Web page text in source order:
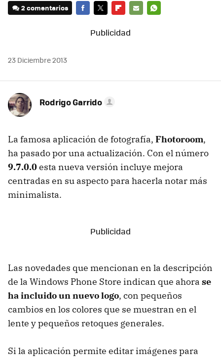
2 comentarios
MAIL
23 Diciembre 2013
Rodrigo Garrido
La famosa aplicación de fotografía, Fhotoroom,
ha pasado por una actualización. Con el número
9.7.0.0esta nueva versión incluye mejora
centradas en su aspecto para hacerla notar más
minimalista.
Las novedades que mencionan en la descripción
de la Windows Phone Store indican que ahora se
ha incluido un nuevo logo, con pequeños
cambios en los colores que se muestran en el
lente y pequeños retoques generales.
Si la aplicación permite editar imágenes para